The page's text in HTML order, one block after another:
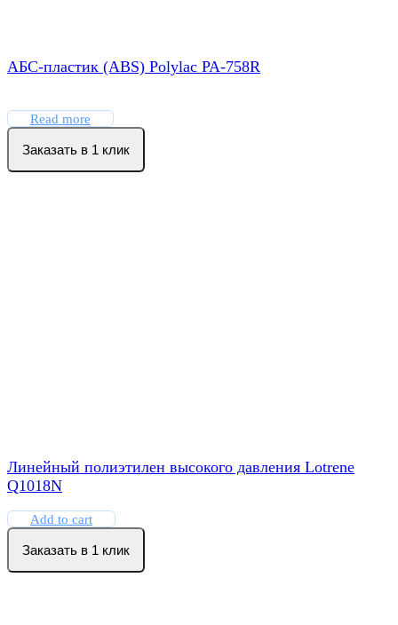
АБС-пластик (ABS) Polylac PA-758R
Read more
Заказать в 1 клик
Линейный полиэтилен высокого давления Lotrene
Q1018N
Add to cart
Заказать в 1 клик